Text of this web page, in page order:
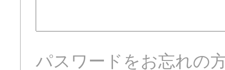
パスワードをお忘れの